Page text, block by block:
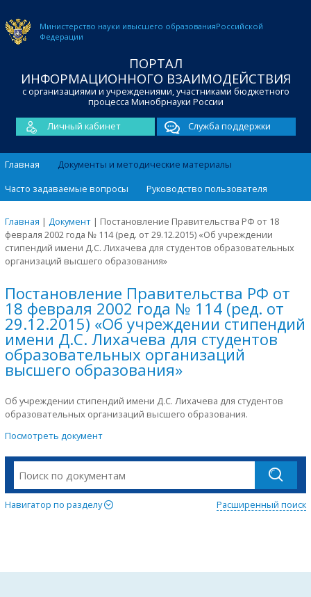
Министерство науки ивысшего образованияРоссийской
Федерации
ПОРТАЛ
ИНФОРМАЦИОННОГО ВЗАИМОДЕЙСТВИЯ
с организациями и учреждениями, участниками бюджетного
процесса Минобрнауки России
Личный кабинет
Служба поддержки
Главная
Документы и методические материалы
Часто задаваемые вопросы
Руководство пользователя
Главная | Документ | Постановление Правительства РФ от 18
февраля 2002 года № 114 (ред. от 29.12.2015) «Об учреждении
стипендий имени Д.С. Лихачева для студентов образовательных
организаций высшего образования»
Постановление Правительства РФ от
18 февраля 2002 года № 114 (ред. от
29.12.2015) «Об учреждении стипендий
имени Д.С. Лихачева для студентов
образовательных организаций
высшего образования»
Об учреждении стипендий имени Д.С. Лихачева для студентов
образовательных организаций высшего образования.
Посмотреть документ
Навигатор по разделу Расширенный поиск